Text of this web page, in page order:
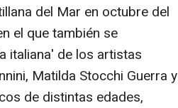
del Mar en octubre del
el que también se
italiana' de los artistas
Matilda Stocchi Guerra y
de distintas edades,